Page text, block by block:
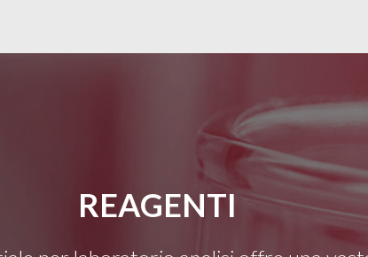
REAGENTI